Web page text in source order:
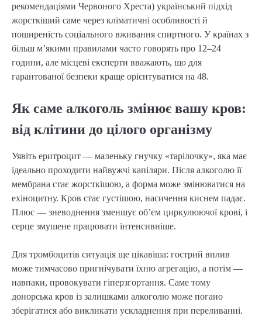
рекомендаціями Червоного Хреста) український підхід
жорсткіший саме через кліматичні особливості й
поширеність соціального вживання спиртного. У країнах з
більш м’якими правилами часто говорять про 12–24
години, але місцеві експерти вважають, що для
гарантованої безпеки краще орієнтуватися на 48.
Як саме алкоголь змінює вашу кров:
від клітини до цілого організму
Уявіть еритроцит — маленьку гнучку «тарілочку», яка має
ідеально проходити найвужчі капіляри. Після алкоголю її
мембрана стає жорсткішою, а форма може змінюватися на
ехіноцитну. Кров стає густішою, насичення киснем падає.
Плюс — зневоднення зменшує об’єм циркулюючої крові, і
серце змушене працювати інтенсивніше.
Для тромбоцитів ситуація ще цікавіша: гострий вплив
може тимчасово пригнічувати їхню агрегацію, а потім —
навпаки, провокувати гіперзгортання. Саме тому
донорська кров із залишками алкоголю може погано
зберігатися або викликати ускладнення при переливанні.